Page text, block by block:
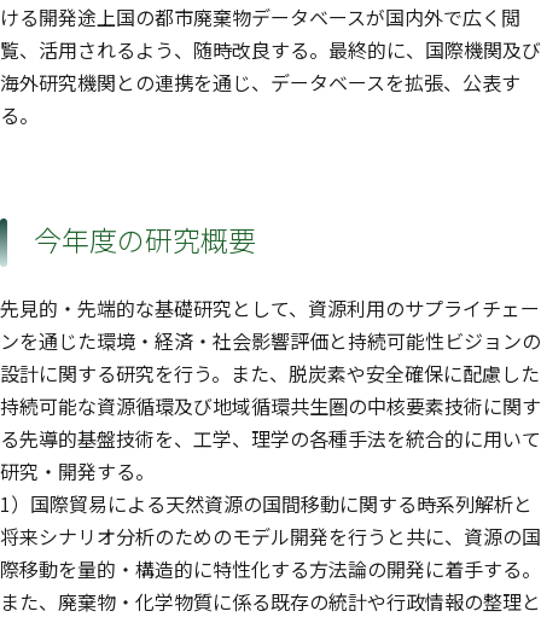
ける開発途上国の都市廃棄物データベースが国内外で広く閲
覧、活用されるよう、随時改良する。最終的に、国際機関及び
海外研究機関との連携を通じ、データベースを拡張、公表す
る。
今年度の研究概要
先見的・先端的な基礎研究として、資源利用のサプライチェー
ンを通じた環境・経済・社会影響評価と持続可能性ビジョンの
設計に関する研究を行う。また、脱炭素や安全確保に配慮した
持続可能な資源循環及び地域循環共生圏の中核要素技術に関す
る先導的基盤技術を、工学、理学の各種手法を統合的に用いて
研究・開発する。
1）国際貿易による天然資源の国間移動に関する時系列解析と
将来シナリオ分析のためのモデル開発を行うと共に、資源の国
際移動を量的・構造的に特性化する方法論の開発に着手する。
また、廃棄物・化学物質に係る既存の統計や行政情報の整理と